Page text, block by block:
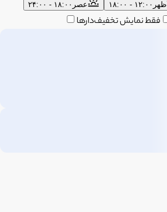
ظهر ۱۲:۰۰ - ۱۸:۰۰ عصر ۱۸:۰۰ - ۲۴:۰۰
فقط نمایش تخفیف‌دارها